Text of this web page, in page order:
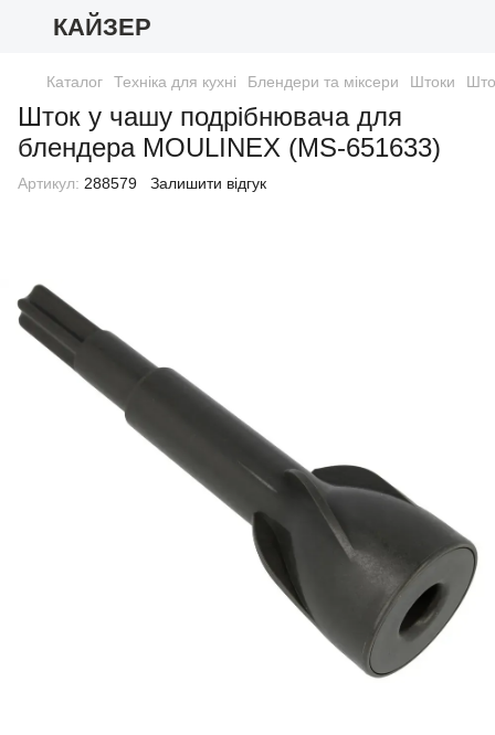
КАЙЗЕР
Каталог Техніка для кухні Блендери та міксери Штоки
Шток у чашу подрібнювача для
блендера MOULINEX (MS-651633)
Артикул: 288579 Залишити відгук